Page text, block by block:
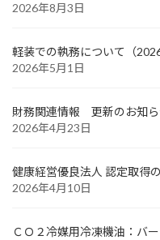
2026年8月3日
軽装での執務について（2026
2026年5月1日
財務関連情報 更新のお知
2026年4月23日
健康経営優良法人 認定取得
2026年4月10日
ＣＯ２冷媒用冷凍機油：バ